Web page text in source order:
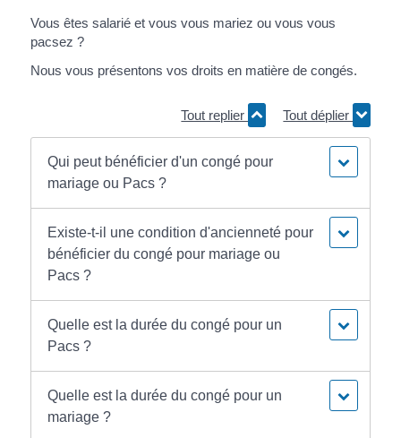
Vous êtes salarié et vous vous mariez ou vous vous
pacsez ?
Nous vous présentons vos droits en matière de congés.
Tout replier Tout déplier
Qui peut bénéficier d'un congé pour
mariage ou Pacs ?
Existe-t-il une condition d'ancienneté pour
bénéficier du congé pour mariage ou
Pacs ?
Quelle est la durée du congé pour un
Pacs ?
Quelle est la durée du congé pour un
mariage ?